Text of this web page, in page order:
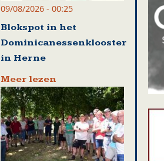
09/08/2026 - 00:25
Blokspot in het
Dominicanessenklooster
in Herne
Meer lezen